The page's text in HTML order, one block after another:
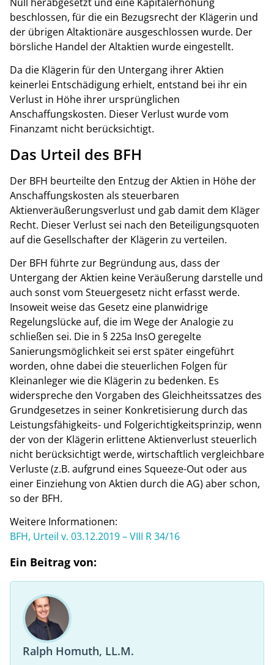
beschlossen, für die ein Bezugsrecht der Klägerin und
der übrigen Altaktionäre ausgeschlossen wurde. Der
börsliche Handel der Altaktien wurde eingestellt.
Da die Klägerin für den Untergang ihrer Aktien
keinerlei Entschädigung erhielt, entstand bei ihr ein
Verlust in Höhe ihrer ursprünglichen
Anschaffungskosten. Dieser Verlust wurde vom
Finanzamt nicht berücksichtigt.
Das Urteil des BFH
Der BFH beurteilte den Entzug der Aktien in Höhe der
Anschaffungskosten als steuerbaren
Aktienveräußerungsverlust und gab damit dem Kläger
Recht. Dieser Verlust sei nach den Beteiligungsquoten
auf die Gesellschafter der Klägerin zu verteilen.
Der BFH führte zur Begründung aus, dass der
Untergang der Aktien keine Veräußerung darstelle und
auch sonst vom Steuergesetz nicht erfasst werde.
Insoweit weise das Gesetz eine planwidrige
Regelungslücke auf, die im Wege der Analogie zu
schließen sei. Die in § 225a InsO geregelte
Sanierungsmöglichkeit sei erst später eingeführt
worden, ohne dabei die steuerlichen Folgen für
Kleinanleger wie die Klägerin zu bedenken. Es
widerspreche den Vorgaben des Gleichheitssatzes des
Grundgesetzes in seiner Konkretisierung durch das
Leistungsfähigkeits- und Folgerichtigkeitsprinzip, wenn
der von der Klägerin erlittene Aktienverlust steuerlich
nicht berücksichtigt werde, wirtschaftlich vergleichbare
Verluste (z.B. aufgrund eines Squeeze-Out oder aus
einer Einziehung von Aktien durch die AG) aber schon,
so der BFH.
Weitere Informationen:
BFH, Urteil v. 03.12.2019 – VIII R 34/16
Ein Beitrag von:
Ralph Homuth, LL.M.